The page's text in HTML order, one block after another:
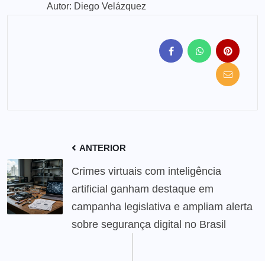
Autor: Diego Velázquez
ANTERIOR
Crimes virtuais com inteligência
artificial ganham destaque em
campanha legislativa e ampliam alerta
sobre segurança digital no Brasil